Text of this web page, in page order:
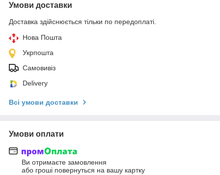
Умови доставки
Доставка здійснюється тільки по передоплаті.
Нова Пошта
Укрпошта
Самовивіз
Delivery
Всі умови доставки
Умови оплати
Ви отримаєте замовлення
або гроші повернуться на вашу картку